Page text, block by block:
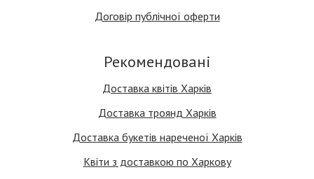
Договір публічної оферти
Рекомендовані
Доставка квітів Харків
Доставка троянд Харків
Доставка букетів нареченої Харків
Квіти з доставкою по Харкову